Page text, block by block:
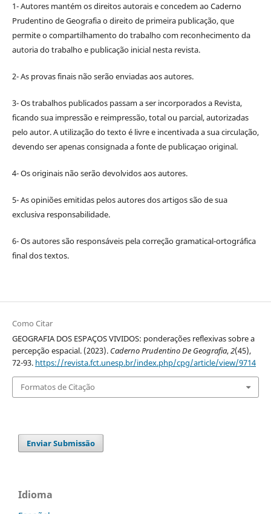
1- Autores mantém os direitos autorais e concedem ao Caderno
Prudentino de Geografia o direito de primeira publicação, que
permite o compartilhamento do trabalho com reconhecimento da
autoria do trabalho e publicação inicial nesta revista.
2- As provas finais não serão enviadas aos autores.
3- Os trabalhos publicados passam a ser incorporados a Revista,
ficando sua impressão e reimpressão, total ou parcial, autorizadas
pelo autor. A utilização do texto é livre e incentivada a sua circulação,
devendo ser apenas consignada a fonte de publicaçao original.
4- Os originais não serão devolvidos aos autores.
5- As opiniões emitidas pelos autores dos artigos são de sua
exclusiva responsabilidade.
6- Os autores são responsáveis pela correção gramatical-ortográfica
final dos textos.
Como Citar
GEOGRAFIA DOS ESPAÇOS VIVIDOS: ponderações reflexivas sobre a
percepção espacial. (2023). Caderno Prudentino De Geografia,2(45),
72-93. https://revista.fct.unesp.br/index.php/cpg/article/view/9714
Formatos de Citação
Enviar Submissão
Idioma